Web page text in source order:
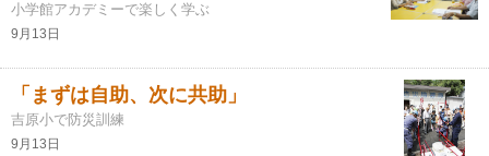
小学館アカデミーで楽しく学ぶ
9月13日
「まずは自助、次に共助」
吉原小で防災訓練
9月13日